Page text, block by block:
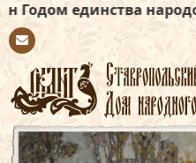
народов России
tact